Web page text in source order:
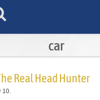
car
Real Head Hunter
10.